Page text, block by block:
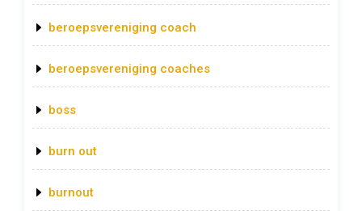
beroepsvereniging coach
beroepsvereniging coaches
boss
burn out
burnout